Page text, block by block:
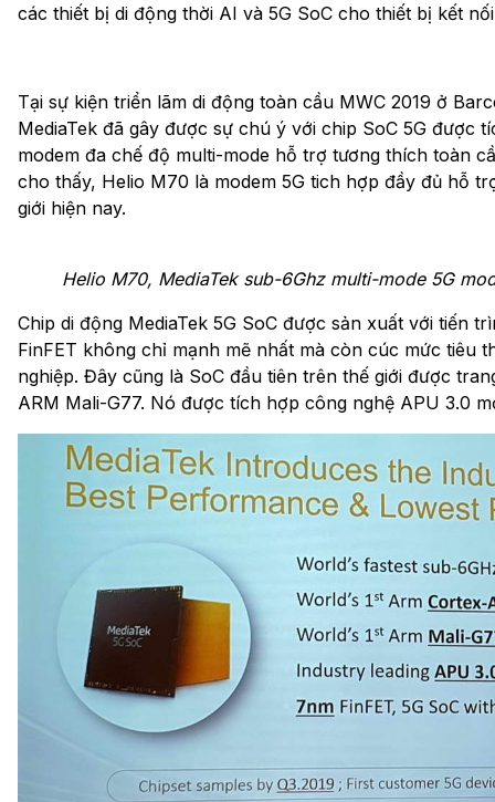
các thiết bị di động thời AI và 5G SoC cho thiết bị kết
Tại sự kiện triển lãm di động toàn cầu MWC 2019 ở
MediaTek đã gây được sự chú ý với chip SoC 5G được
modem đa chế độ multi-mode hỗ trợ tương thích toàn
cho thấy, Helio M70 là modem 5G tich hợp đầy đủ hỗ
giới hiện nay.
Helio M70, MediaTek sub-6Ghz multi-mode 5G
Chip di động MediaTek 5G SoC được sản xuất với tiến
FinFET không chỉ mạnh mẽ nhất mà còn cúc mức tiêu
nghiệp. Đây cũng là SoC đầu tiên trên thế giới được
ARM Mali-G77. Nó được tích hợp công nghệ APU 3.0